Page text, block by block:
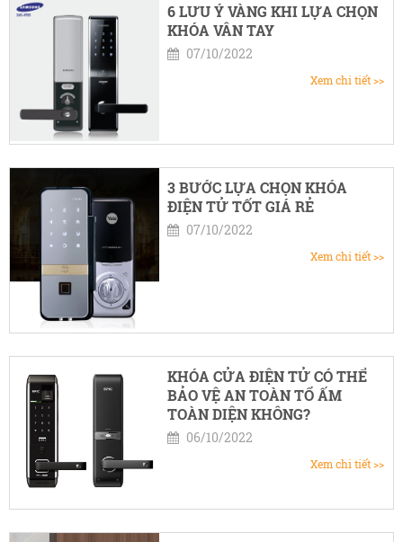
6 LƯU Ý VÀNG KHI LỰA CHỌN
KHÓA VÂN TAY
07/10/2022
Xem chi tiết >>
3 BƯỚC LỰA CHỌN KHÓA
ĐIỆN TỬ TỐT GIÁ RẺ
07/10/2022
Xem chi tiết >>
KHÓA CỬA ĐIỆN TỬ CÓ THỂ
BẢO VỆ AN TOÀN TỔ ẤM
TOÀN DIỆN KHÔNG?
06/10/2022
Xem chi tiết >>